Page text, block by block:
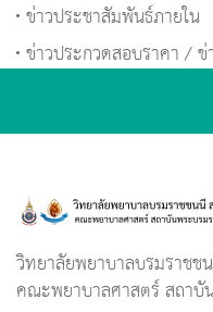
ข่าวประชาสัมพันธ์ภายใน
ข่าวประกวดสอบราคา / ข่
วิทยาลัยพยาบาลบรมราชช
คณะพยาบาลศาสตร์ สถาบั